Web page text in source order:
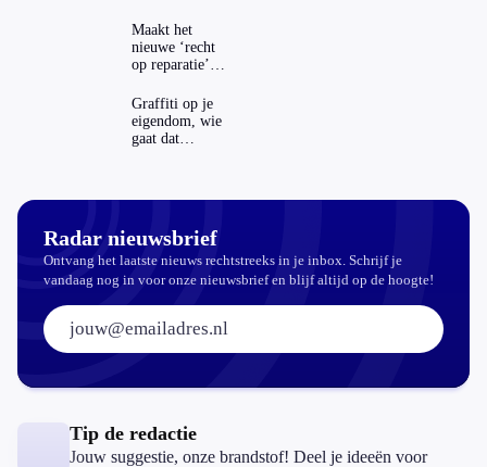
Maakt het
nieuwe ‘recht
op reparatie’
echt
aantrekkelijker?
Graffiti op je
eigendom, wie
gaat dat
Radar nieuwsbrief
Ontvang het laatste nieuws rechtstreeks in je inbox. Schrijf je
vandaag nog in voor onze nieuwsbrief en blijf altijd op de hoogte!
E-mailadres:
Tip de redactie
Jouw suggestie, onze brandstof! Deel je ideeën voor